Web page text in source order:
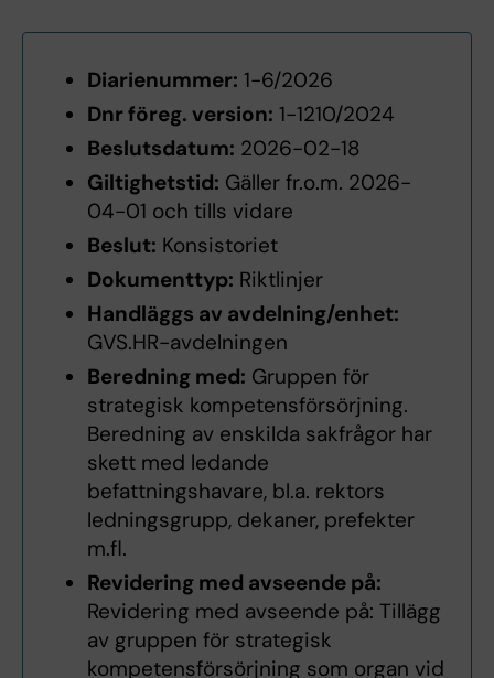
Diarienummer: 1-6/2026
Dnr föreg. version: 1-1210/2024
Beslutsdatum: 2026-02-18
Giltighetstid: Gäller fr.o.m. 2026-
04-01 och tills vidare
Beslut: Konsistoriet
Dokumenttyp: Riktlinjer
Handläggs av avdelning/enhet:
GVS.HR-avdelningen
Beredning med: Gruppen för
strategisk kompetensförsörjning.
Beredning av enskilda sakfrågor har
skett med ledande
befattningshavare, bl.a. rektors
ledningsgrupp, dekaner, prefekter
m.fl.
Revidering med avseende på:
Revidering med avseende på: Tillägg
av gruppen för strategisk
kompetensförsörjning som organ vid